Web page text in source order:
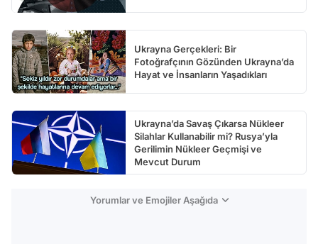
Ukrayna Gerçekleri: Bir
Fotoğrafçının Gözünden Ukrayna’da
Hayat ve İnsanların Yaşadıkları
Ukrayna’da Savaş Çıkarsa Nükleer
Silahlar Kullanabilir mi? Rusya’yla
Gerilimin Nükleer Geçmişi ve
Mevcut Durum
Yorumlar ve Emojiler Aşağıda